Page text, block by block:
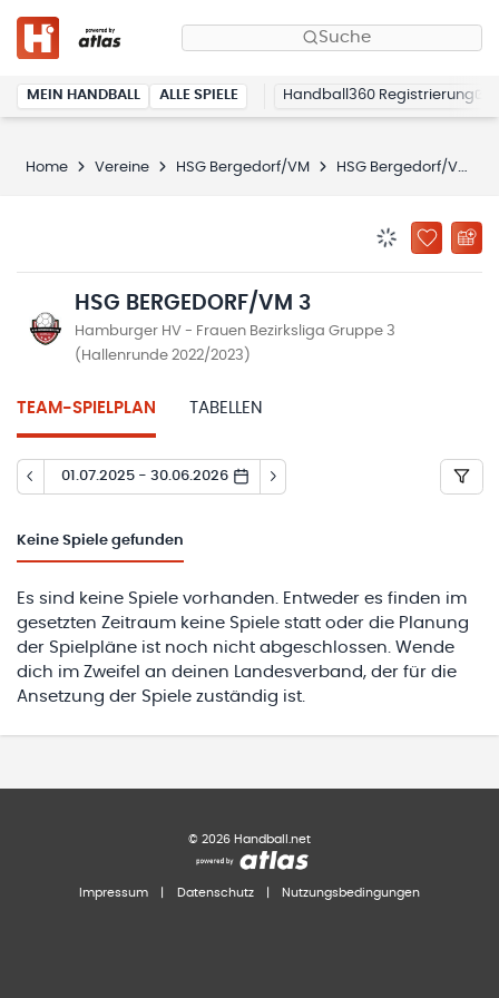
Suche
MEIN HANDBALL ALLE SPIELE Handball360 Registrierung
Home Vereine HSG Bergedorf/VM HSG Bergedorf/VM 3
ZU
HSG BERGEDORF/VM 3
Hamburger HV - Frauen Bezirksliga Gruppe 3
(Hallenrunde 2022/2023)
TEAM-SPIELPLAN TABELLEN
01.07.2025 - 30.06.2026
Keine Spiele gefunden
Es sind keine Spiele vorhanden. Entweder es finden im
gesetzten Zeitraum keine Spiele statt oder die Planung
der Spielpläne ist noch nicht abgeschlossen. Wende
dich im Zweifel an deinen Landesverband, der für die
Ansetzung der Spiele zuständig ist.
© 2026 Handball.net
Impressum Datenschutz Nutzungsbedingungen